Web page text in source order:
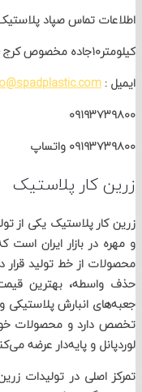
تماس صپاد پلاستیک:
info@spadplastic.com
واتساپ
کار پلاستیک
پلاستیک یکی از
در بازار ایران است که
از خط تولید قرار داده تا
بهترین قیمت را
انبارش پلاستیکی وجعبه
و محصولات خود را
و پایه‌دار عرضه می‌کند.
در تولیدات زرین کار